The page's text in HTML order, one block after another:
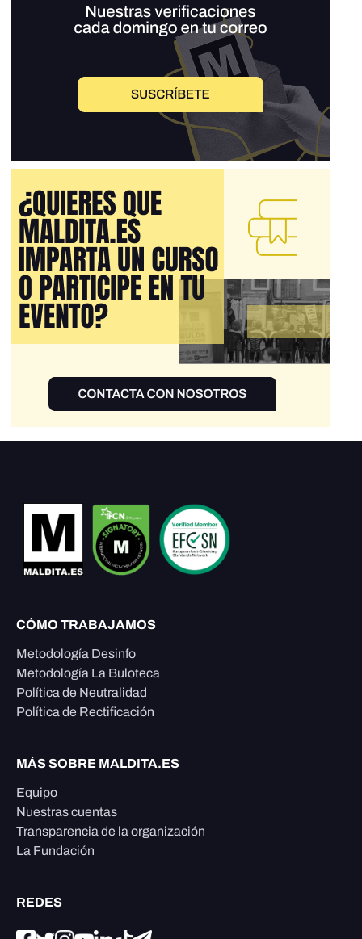
CÓMO TRABAJAMOS
Metodología Desinfo
Metodología La Buloteca
Política de Neutralidad
Política de Rectificación
MÁS SOBRE MALDITA.ES
Equipo
Nuestras cuentas
Transparencia de la organización
La Fundación
REDES